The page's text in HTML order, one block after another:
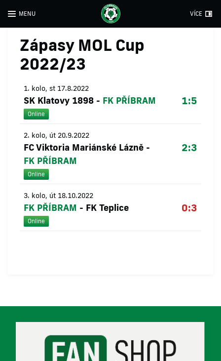
MENU VÍCE
Zápasy MOL Cup
2022/23
1. kolo, st 17.8.2022
SK Klatovy 1898 - FK PŘÍBRAM
Online
1:5
2. kolo, út 20.9.2022
FC Viktoria Mariánské Lázně -
FK PŘÍBRAM
Online
2:3
3. kolo, út 18.10.2022
FK PŘÍBRAM - FK Teplice
Online
0:3